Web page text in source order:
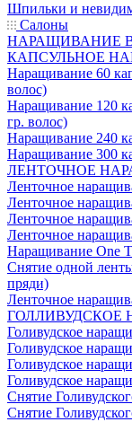
Шпильки и
Салоны
НАРАЩИВАНИЕ
КАПСУЛЬНОЕ
Наращивание 60
волос)
Наращивание 120
гр. волос)
Наращивание 240
Наращивание 300
ЛЕНТОЧНОЕ
Ленточное
Ленточное
Ленточное
Ленточное
Наращивание One
Снятие одной
пряди)
Ленточное
ГОЛЛИВУДСКОЕ
Голивудское
Голивудское
Голивудское
Голивудское
Снятие
Снятие